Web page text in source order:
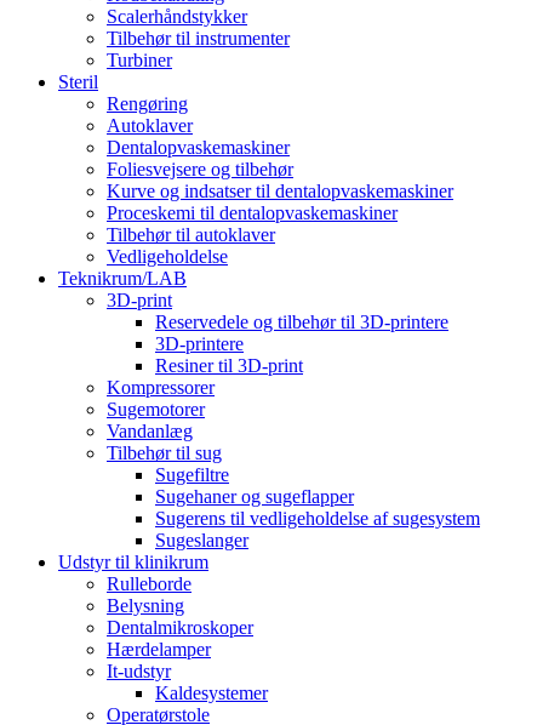
Scalerhåndstykker
Tilbehør til instrumenter
Turbiner
Steril
Rengøring
Autoklaver
Dentalopvaskemaskiner
Foliesvejsere og tilbehør
Kurve og indsatser til dentalopvaskemaskiner
Proceskemi til dentalopvaskemaskiner
Tilbehør til autoklaver
Vedligeholdelse
Teknikrum/LAB
3D-print
Reservedele og tilbehør til 3D-printere
3D-printere
Resiner til 3D-print
Kompressorer
Sugemotorer
Vandanlæg
Tilbehør til sug
Sugefiltre
Sugehaner og sugeflapper
Sugerens til vedligeholdelse af sugesystem
Sugeslanger
Udstyr til klinikrum
Rulleborde
Belysning
Dentalmikroskoper
Hærdelamper
It-udstyr
Kaldesystemer
Operatørstole